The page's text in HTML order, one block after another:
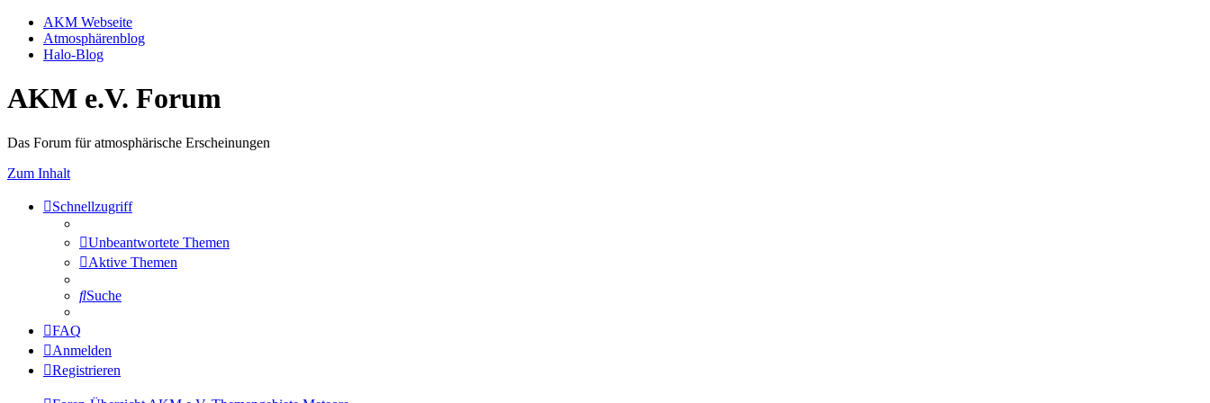
AKM Webseite
Atmosphärenblog
Halo-Blog
AKM e.V. Forum
Das Forum für atmosphärische Erscheinungen
Zum Inhalt
Schnellzugriff
Unbeantwortete Themen
Aktive Themen
Suche
FAQ
Anmelden
Registrieren